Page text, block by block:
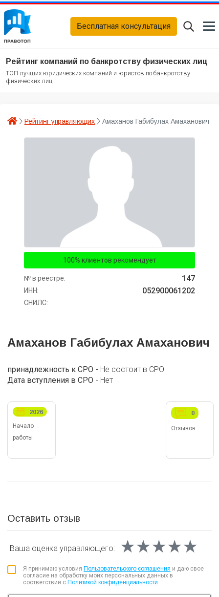
Бесплатная консультация
Рейтинг компаний по банкротству физических лиц
ТОП лучших юридических компаний и юристов по банкротству
физических лиц
Рейтинг управляющих Амаханов Габибулах Амаханович
100% клиентов рекомендует
№ в реестре: 147
ИНН: 052900061202
СНИЛС:
Амаханов Габибулах Амаханович
принадлежность к СРО - Не состоит в СРО
Дата вступления в СРО - Нет
Начало
работы
2026
Отзывов
0
Оставить отзыв
Ваша оценка управляющего: ★★★★★
★★★★★
★★★★★
Я принимаю условия Пользовательского соглашения и даю свое
согласие на обработку моих персональных данных в
соответствии с Политикой конфиденциальности